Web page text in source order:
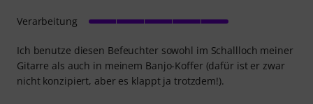
Ich benutze diesen Befeuchter sowohl im Schallloch meiner
Gitarre als auch in meinem Banjo-Koffer (dafür ist er zwar
nicht konzipiert, aber es klappt ja trotzdem!).
Verarbeitung